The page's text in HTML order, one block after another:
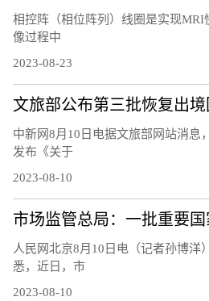
相控阵（相位阵列）线圈是实现
像过程中
2023-08-23
中新网8月10日电据文旅部网站消息
发布《关于
2023-08-10
人民网北京8月10日电（记者孙博洋
悉，近日，市
2023-08-10